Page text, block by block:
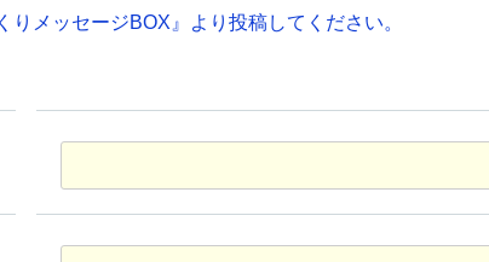
メッセージBOX』より投稿してください。